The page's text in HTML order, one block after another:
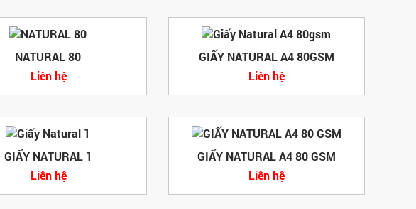
NATURAL 80
Liên hệ
GIẤY NATURAL A4 80GSM
Liên hệ
GIẤY NATURAL 1
Liên hệ
GIẤY NATURAL A4 80 GSM
Liên hệ